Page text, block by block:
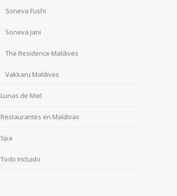
Soneva Fushi
Soneva Jani
The Residence Maldives
Vakkaru Maldives
Lunas de Miel
Restaurantes en Maldivas
Spa
Todo Incluido